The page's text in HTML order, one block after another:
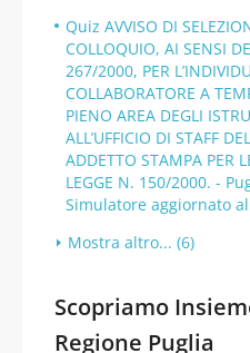
Quiz AVVISO DI
COLLOQUIO, AI SENSI
267/2000, PER
COLLABORATORE A
PIENO AREA DEGLI
ALL’UFFICIO DI STAFF
ADDETTO STAMPA PER
LEGGE N. 150/2000. -
Simulatore aggiornato
Mostra altro... (6)
Scopriamo
Regione Puglia